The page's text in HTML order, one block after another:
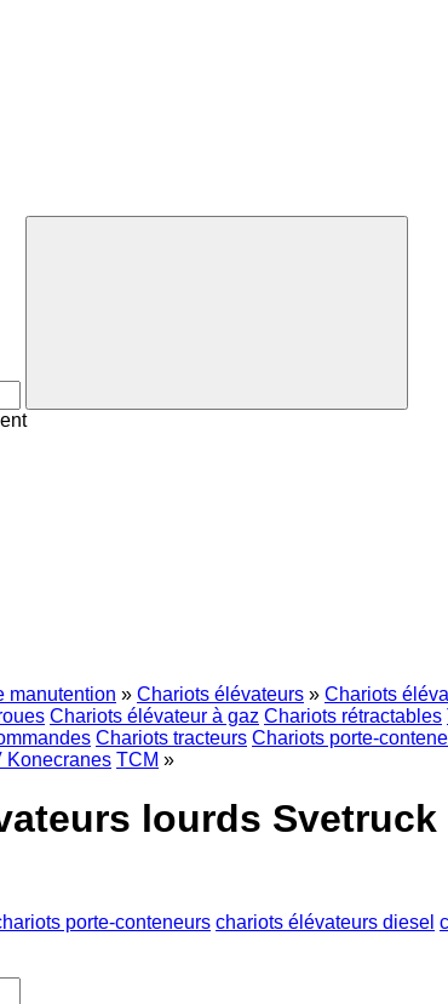
manutention » Chariots élévateurs » Chariots
Chariots élévateur à gaz Chariots rétractables
Chariots tracteurs Chariots porte-
Konecranes TCM »
lourds Svetruck
porte-conteneurs chariots élévateurs diesel